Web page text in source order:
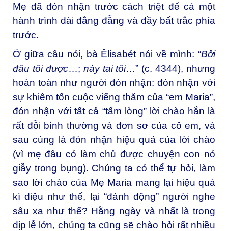
Mẹ đã đón nhận trước cách triệt để cả một
hành trình dài đằng đẵng và đầy bất trắc phía
trước.
Ở giữa câu nói, bà Êlisabét nói về mình: “Bởi
đâu tôi được…; này tai tôi…” (c. 4344), nhưng
hoàn toàn như người đón nhận: đón nhận với
sự khiêm tốn cuộc viếng thăm của “em Maria”,
đón nhận với tất cả “tấm lòng” lời chào hẳn là
rất đỗi bình thường và đơn sơ của cô em, và
sau cùng là đón nhận hiệu quả của lời chào
(vì mẹ đâu có làm chủ được chuyện con nó
giẫy trong bụng). Chúng ta có thể tự hỏi, làm
sao lời chào của Mẹ Maria mang lại hiệu quả
kì diệu như thế, lại “đánh động” người nghe
sâu xa như thế? Hằng ngày và nhất là trong
dịp lễ lớn, chúng ta cũng sẽ chào hỏi rất nhiều